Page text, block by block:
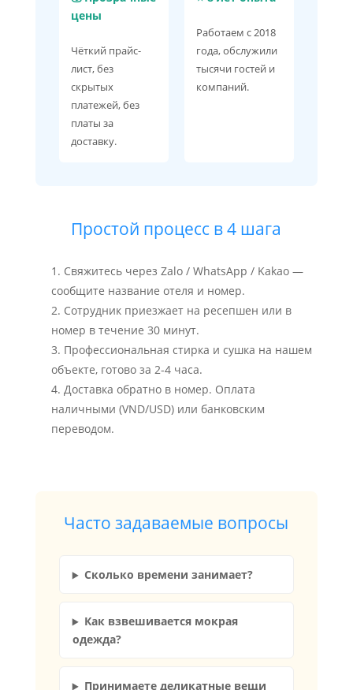
цены
Чёткий прайс-
лист, без
скрытых
платежей, без
платы за
доставку.
Работаем с 2018
года, обслужили
тысячи гостей и
компаний.
Простой процесс в 4 шага
Свяжитесь через Zalo / WhatsApp / Kakao —
сообщите название отеля и номер.
Сотрудник приезжает на ресепшен или в
номер в течение 30 минут.
Профессиональная стирка и сушка на нашем
объекте, готово за 2-4 часа.
Доставка обратно в номер. Оплата
наличными (VND/USD) или банковским
переводом.
Часто задаваемые вопросы
Сколько времени занимает?
Как взвешивается мокрая
одежда?
Принимаете деликатные вещи